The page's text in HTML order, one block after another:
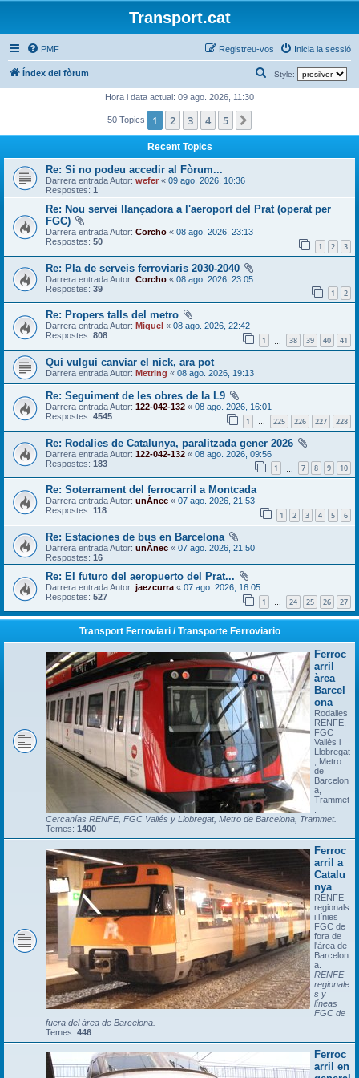
Transport.cat
PMF Inicia la sessió
Registreu-vos
Índex del fòrum Style:
e
Hora i data actual: 09 ago. 2026, 11:30
50 Topics 1 2 3 4 5
Recent Topics
Re: Si no podeu accedir al Fòrum...
Darrera entrada Autor: wefer « 09 ago. 2026, 10:36
Respostes: 1
Re: Nou servei llançadora a l'aeroport del Prat (operat per
FGC)
Darrera entrada Autor: Corcho « 08 ago. 2026, 23:13
Respostes: 50 1 2 3
Re: Pla de serveis ferroviaris 2030-2040
Darrera entrada Autor: Corcho « 08 ago. 2026, 23:05
Respostes: 39 1 2
Re: Propers talls del metro
Darrera entrada Autor: Miquel « 08 ago. 2026, 22:42
Respostes: 808 1 38 39 40 41
Qui vulgui canviar el nick, ara pot
Darrera entrada Autor: Metring « 08 ago. 2026, 19:13
Re: Seguiment de les obres de la L9
Darrera entrada Autor: 122-042-132 « 08 ago. 2026, 16:01
Respostes: 4545 1 … 225 226 227 228
Re: Rodalies de Catalunya, paralitzada gener 2026
Darrera entrada Autor: 122-042-132 « 08 ago. 2026, 09:56
Respostes: 183 1 7 8 9 10
Re: Soterrament del ferrocarril a Montcada
Darrera entrada Autor: unÀnec « 07 ago. 2026, 21:53
Respostes: 118 1 2 3 4 5 6
Re: Estaciones de bus en Barcelona
Darrera entrada Autor: unÀnec « 07 ago. 2026, 21:50
Respostes: 16
Re: El futuro del aeropuerto del Prat...
Darrera entrada Autor: jaezcurra « 07 ago. 2026, 16:05
Respostes: 527 1 … 24 25 26 27
Transport Ferroviari / Transporte Ferroviario
Ferroc
arril
àrea
Barcel
ona
Rodalies
RENFE,
FGC
Vallès i
Llobregat
, Metro
de
Barcelon
a,
Trammet
Cercanías RENFE, FGC Vallés y Llobregat, Metro de Barcelona, Trammet.
Temes: 1400
Ferroc
arril a
Catalu
nya
RENFE
regionals
i línies
FGC de
fora de
l'àrea de
Barcelon
a.
RENFE
regionale
s y
líneas
FGC de
fuera del área de Barcelona.
Temes: 446
Ferroc
arril en